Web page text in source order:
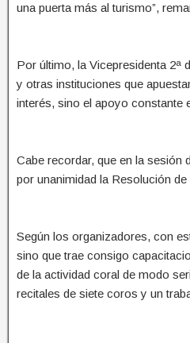
una puerta más al turismo”,
Por último, la Vicepresidenta 2ª
y otras instituciones que
interés, sino el apoyo constante
Cabe recordar, que en la sesión
por unanimidad la Resolución
Según los organizadores, con
sino que trae consigo
de la actividad coral de modo
recitales de siete coros y un